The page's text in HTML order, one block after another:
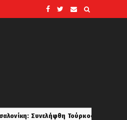
Τούρκος με ερυθρά αγγελία για